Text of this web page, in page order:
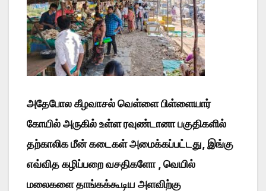
அதேபோல கீழவாசல் வெள்ளை பிள்ளையார்
கோயில் அருகில் உள்ள ரவுண்டானா பகுதிகளில்
தற்காலிக மீன் கடைகள் அமைக்கப்பட்டது, இங்கு
எவ்வித கழிப்பறை வசதிகளோ , வெயில்
மலைகளை தாங்கக்கூடிய அளவிற்கு